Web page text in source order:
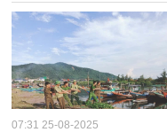
07:31 25-08-2025